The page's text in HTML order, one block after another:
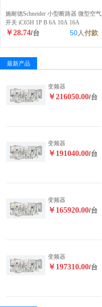
施耐德Schneider 小型断路器 微型空气
开关 iC65H 1P B 6A 10A 16A
￥28.74/台 50人付款
最新产品
变频器
￥216050.00/台
变频器
￥191040.00/台
变频器
￥165920.00/台
变频器
￥197310.00/台